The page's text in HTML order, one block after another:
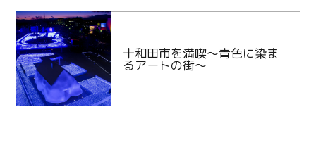
十和田市を満喫～青色に染ま
るアートの街～